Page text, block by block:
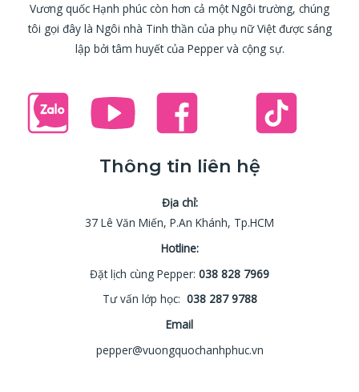
Vương quốc Hạnh phúc còn hơn cả một Ngôi trường, chúng
tôi gọi đây là Ngôi nhà Tinh thần của phụ nữ Việt được sáng
lập bởi tâm huyết của Pepper và cộng sự.
Thông tin liên hệ
Địa chỉ:
37 Lê Văn Miến, P.An Khánh, Tp.HCM
Hotline:
Đặt lịch cùng Pepper: 038 828 7969
Tư vấn lớp học: 038 287 9788
Email
pepper@vuongquochanhphuc.vn